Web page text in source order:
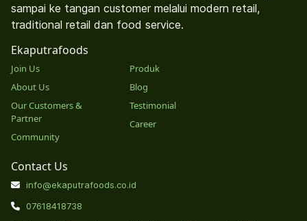
sampai ke tangan customer melalui modern retail,
traditional retail dan food service.
Ekaputrafoods
Join Us
About Us
Our Customers &
Partner
Community
Produk
Blog
Testimonial
Career
Contact Us
info@ekaputrafoods.co.id
07618418738